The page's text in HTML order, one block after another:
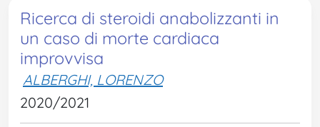
Ricerca di steroidi anabolizzanti in
un caso di morte cardiaca
improvvisa
ALBERGHI, LORENZO
2020/2021